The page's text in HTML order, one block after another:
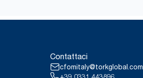
Contattaci
cfomitaly@torkglobal.com
+39 0331 443896